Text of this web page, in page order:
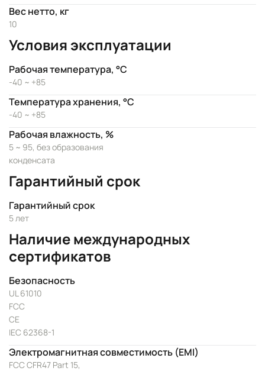
Вес нетто, кг
10
Условия эксплуатации
Рабочая температура, °C
-40 ~ +85
Температура хранения, °C
-40 ~ +85
Рабочая влажность, %
5 ~ 95, без образования
конденсата
Гарантийный срок
Гарантийный срок
5 лет
Наличие международных
сертификатов
Безопасность
UL 61010
FCC
CE
IEC 62368-1
Электромагнитная совместимость (EMI)
FCC CFR47 Part 15,